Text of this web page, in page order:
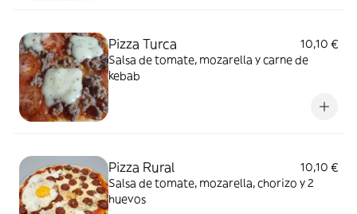
Pizza Turca
10,10 €
Salsa de tomate, mozarella y carne de
kebab
Pizza Rural
10,10 €
Salsa de tomate, mozarella, chorizo y 2
huevos